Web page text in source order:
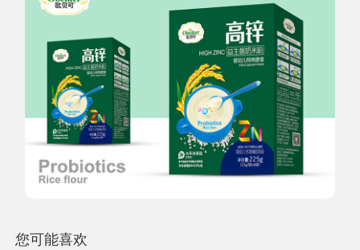
您可能喜欢